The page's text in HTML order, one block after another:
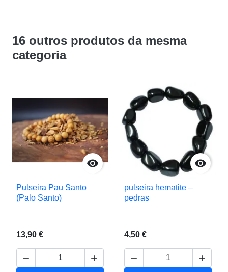
16 outros produtos da mesma
categoria

Pulseira Pau Santo
(Palo Santo)
13,90 €
 

pulseira hematite –
pedras
4,50 €
 